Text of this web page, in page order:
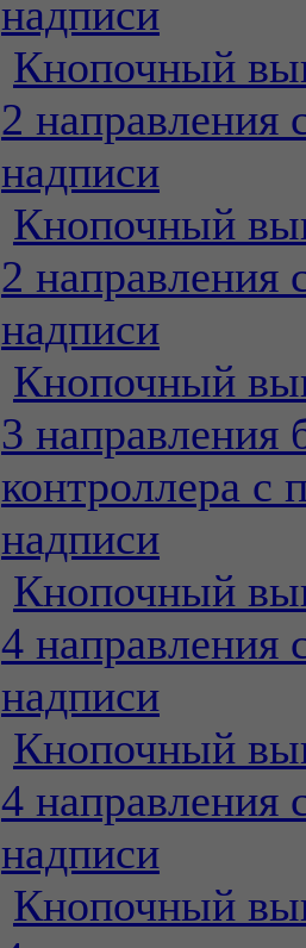
надписи
Кнопочный
2 направления
надписи
Кнопочный
2 направления
надписи
Кнопочный
3 направления
контроллера с
надписи
Кнопочный
4 направления
надписи
Кнопочный
4 направления
надписи
Кнопочный